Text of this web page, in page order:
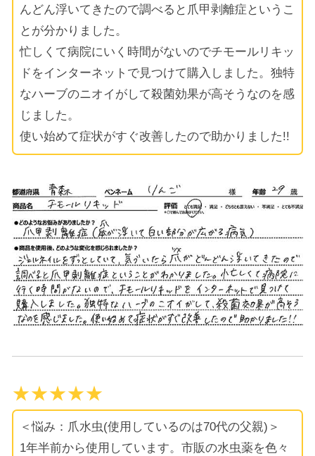
んどん浮いてきたので調べると爪甲剥離症というこ
とが分かりました。
忙しくて病院にいく時間がないのでチモールリキッ
ドをインターネットで見つけて購入しました。独特
なハーブのニオイがして殺菌効果が高そうなのを感
じました。
使い始めて症状がすぐ改善したので助かりました!!
★★★★★
＜悩み：爪水虫(使用しているのは70代の父親)＞
1年半前から使用しています。市販の水虫薬を色々